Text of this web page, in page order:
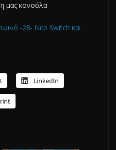
μας κονσόλα
-28- Νεο Switch και
LinkedIn